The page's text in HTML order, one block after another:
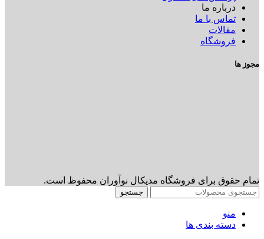
درباره ما
تماس با ما
مقالات
فروشگاه
مجوز ها
تمام حقوق برای فروشگاه مدیکال نوآوران محفوظ است.
جستجو
منو
دسته بندی ها